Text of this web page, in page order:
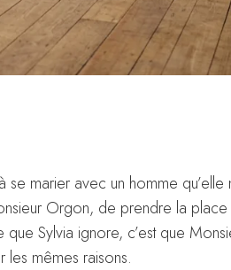
marier avec un homme
Orgon, de prendre la
Sylvia ignore, c’est que
mêmes raisons.